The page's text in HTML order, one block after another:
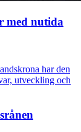
med nutida
har den
utveckling och